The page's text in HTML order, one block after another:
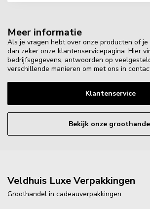
Meer informatie
Als je vragen hebt over onze producten of je
dan zeker onze klantenservicepagina. Hier
bedrijfsgegevens, antwoorden op
verschillende manieren om met ons in
Klantenservice
Bekijk onze
Veldhuis Luxe Verpakkingen
Groothandel in cadeauverpakkingen